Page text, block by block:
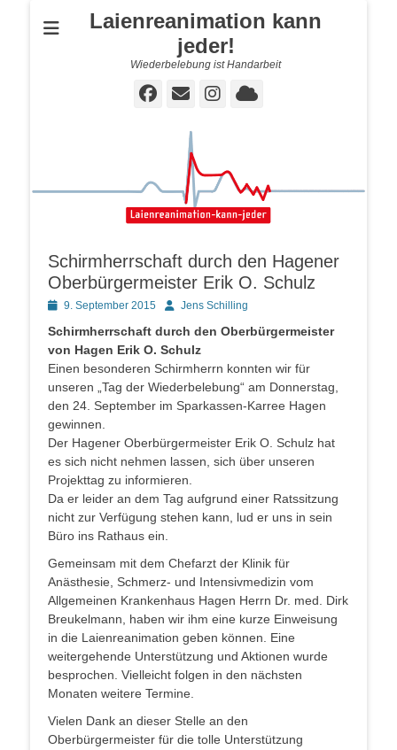
Laienreanimation kann
jeder!
Wiederbelebung ist Handarbeit
Facebook
E-
Instagram
Cloud
Schirmherrschaft durch den Hagener
Oberbürgermeister Erik O. Schulz
Posted9. September 2015 AutorJens Schilling
Schirmherrschaft durch den Oberbürgermeister
von Hagen Erik O. Schulz
Einen besonderen Schirmherrn konnten wir für
unseren „Tag der Wiederbelebung“ am Donnerstag,
den 24. September im Sparkassen-Karree Hagen
gewinnen.
Der Hagener Oberbürgermeister Erik O. Schulz hat
es sich nicht nehmen lassen, sich über unseren
Projekttag zu informieren.
Da er leider an dem Tag aufgrund einer Ratssitzung
nicht zur Verfügung stehen kann, lud er uns in sein
Büro ins Rathaus ein.
Gemeinsam mit dem Chefarzt der Klinik für
Anästhesie, Schmerz- und Intensivmedizin vom
Allgemeinen Krankenhaus Hagen Herrn Dr. med. Dirk
Breukelmann, haben wir ihm eine kurze Einweisung
in die Laienreanimation geben können. Eine
weitergehende Unterstützung und Aktionen wurde
besprochen. Vielleicht folgen in den nächsten
Monaten weitere Termine.
Vielen Dank an dieser Stelle an den
Oberbürgermeister für die tolle Unterstützung